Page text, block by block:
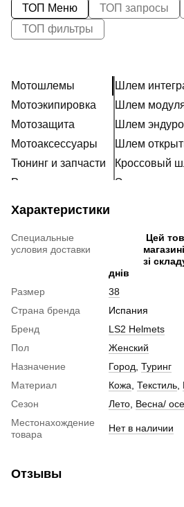
ТОП Меню ТОП запросы
ТОП фильтры
Мотошлемы
Мотоэкипировка
Мотозащита
Мотоаксессуары
Тюнинг и запчасти
Расходники
Шлем
Шлем
Шлем эндуро
Шлем
Кроссовый
Мотошлем
Пинлок
Аксессуары
Беруши для
Характеристики
Специальные
условия доставки
Цей
зі
днів
Размер
38
Страна бренда
Испания
Бренд
LS2 Helmets
Пол
Женский
Назначение
Город Туринг
Материал
Кожа Текстиль
Сезон
Лето Весна/
Местонахождение
товара
Нет в наличии
Отзывы